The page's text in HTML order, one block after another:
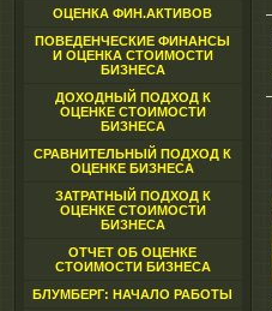
ОЦЕНКА ФИН.АКТИВОВ
ПОВЕДЕНЧЕСКИЕ ФИНАНСЫ
И ОЦЕНКА СТОИМОСТИ
БИЗНЕСА
ДОХОДНЫЙ ПОДХОД К
ОЦЕНКЕ СТОИМОСТИ
БИЗНЕСА
СРАВНИТЕЛЬНЫЙ ПОДХОД К
ОЦЕНКЕ БИЗНЕСА
ЗАТРАТНЫЙ ПОДХОД К
ОЦЕНКЕ СТОИМОСТИ
БИЗНЕСА
ОТЧЕТ ОБ ОЦЕНКЕ
СТОИМОСТИ БИЗНЕСА
БЛУМБЕРГ: НАЧАЛО РАБОТЫ